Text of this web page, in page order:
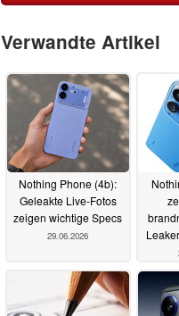
Verwandte Artikel
Nothing Phone (4b):
Geleakte Live-Fotos
zeigen wichtige Specs
29.06.2026